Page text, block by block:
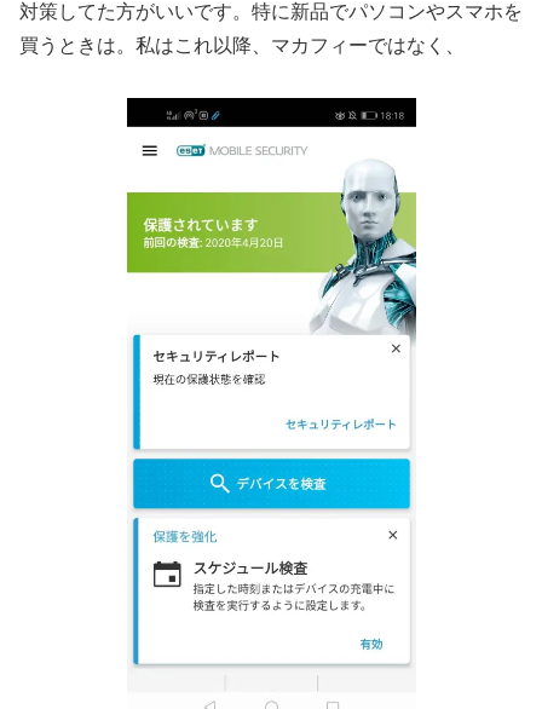
対策してた方がいいです。特に新品でパソコンやスマホを
買うときは。私はこれ以降、マカフィーではなく、